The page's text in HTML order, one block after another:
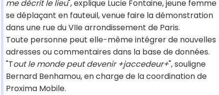
me décrit le lieu", explique Lucie Fontaine, jeune femme
se déplaçant en fauteuil, venue faire la démonstration
dans une rue du VIIe arrondissement de Paris.
Toute personne peut elle-même intégrer de nouvelles
adresses ou commentaires dans la base de données.
"Tout le monde peut devenir +jaccedeur+", souligne
Bernard Benhamou, en charge de la coordination de
Proxima Mobile.